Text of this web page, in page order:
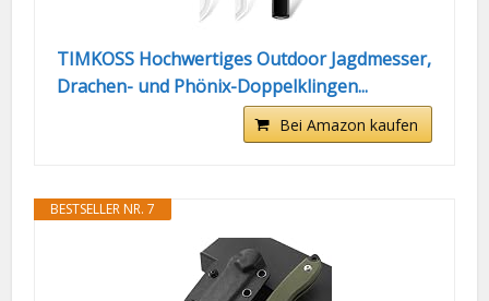
TIMKOSS Hochwertiges Outdoor Jagdmesser,
Drachen- und Phönix-Doppelklingen...
Bei Amazon kaufen
BESTSELLER NR. 7